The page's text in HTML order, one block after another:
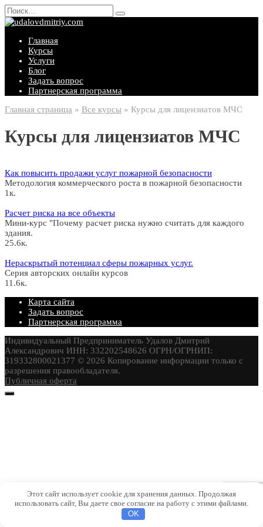
Перейти
к
содержанию
Search
for:
Главная
Курсы
Услуги
Блог
Задать вопрос
Партнерская программа
Главная страница » Все курсы » Курсы для лицензиатов МЧС
Курсы для лицензиатов МЧС
Как повысить продажи услуг пожарной безопасности
Методология коммерческого роста в пожарной безопасности
1к.
Расчет риска на все объекты
Мини-курс "Почему расчет риска нужно считать для каждого
здания.
25.6к.
Нераскрытый потенциал сферы пожарных услуг.
Серия авторских онлайн курсов
11.6к.
Карта сайта
Задать вопрос
Партнерская программа
Индивидуальный Предприниматель Удалов Дмитрий
Александрович ИНН: 332202548626 ОГРН/ОГРНИП:
319332800021377 © 2026 Копирование информации только с
разрешения правообладателя.
Публичная оферта
Этот сайт использует cookie для хранения данных. Продолжая
использовать сайт, Вы даете свое согласие на работу с этими файлами.
OK